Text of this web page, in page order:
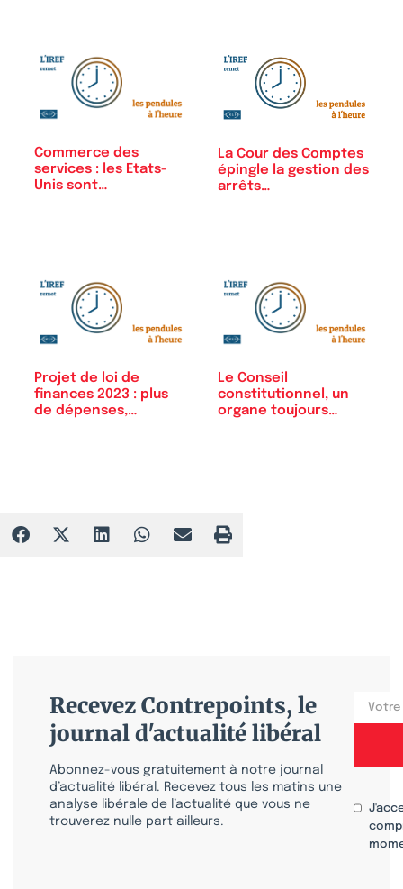
Commerce des
services : les Etats-
Unis sont…
La Cour des Comptes
épingle la gestion des
arrêts…
Projet de loi de
finances 2023 : plus
de dépenses,…
Le Conseil
constitutionnel, un
organe toujours
Recevez Contrepoints, le
journal d'actualité libéral
Abonnez-vous gratuitement à notre journal
d’actualité libéral. Recevez tous les matins une
analyse libérale de l’actualité que vous ne
trouverez nulle part ailleurs.